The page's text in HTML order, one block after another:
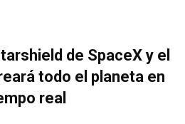
de SpaceX y el
todo el planeta en
real